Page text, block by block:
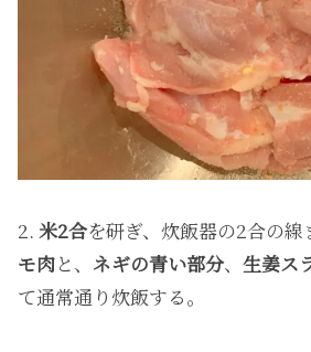
2. 米2合を研ぎ、炊飯器の2合の線
モ肉と、 ネギの青い部分、 生姜ス
て通常通り炊飯する。